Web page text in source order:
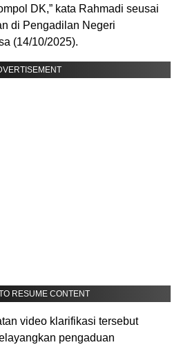
DK,” kata Rahmadi seusai
di Pengadilan Negeri
(14/10/2025).
RESUME CONTENT
video klarifikasi tersebut
pengaduan